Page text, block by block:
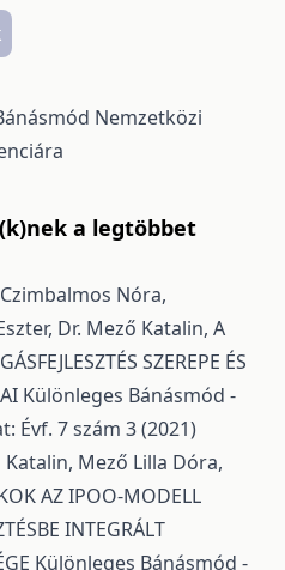
Nemzetközi
a legtöbbet
Nóra,
Dr. Mező Katalin, A
SZEREPE ÉS
Különleges Bánásmód -
Évf. 7 szám 3 (2021)
Katalin, Mező Lilla Dóra,
AZ IPOO-MODELL
INTEGRÁLT
Különleges Bánásmód -